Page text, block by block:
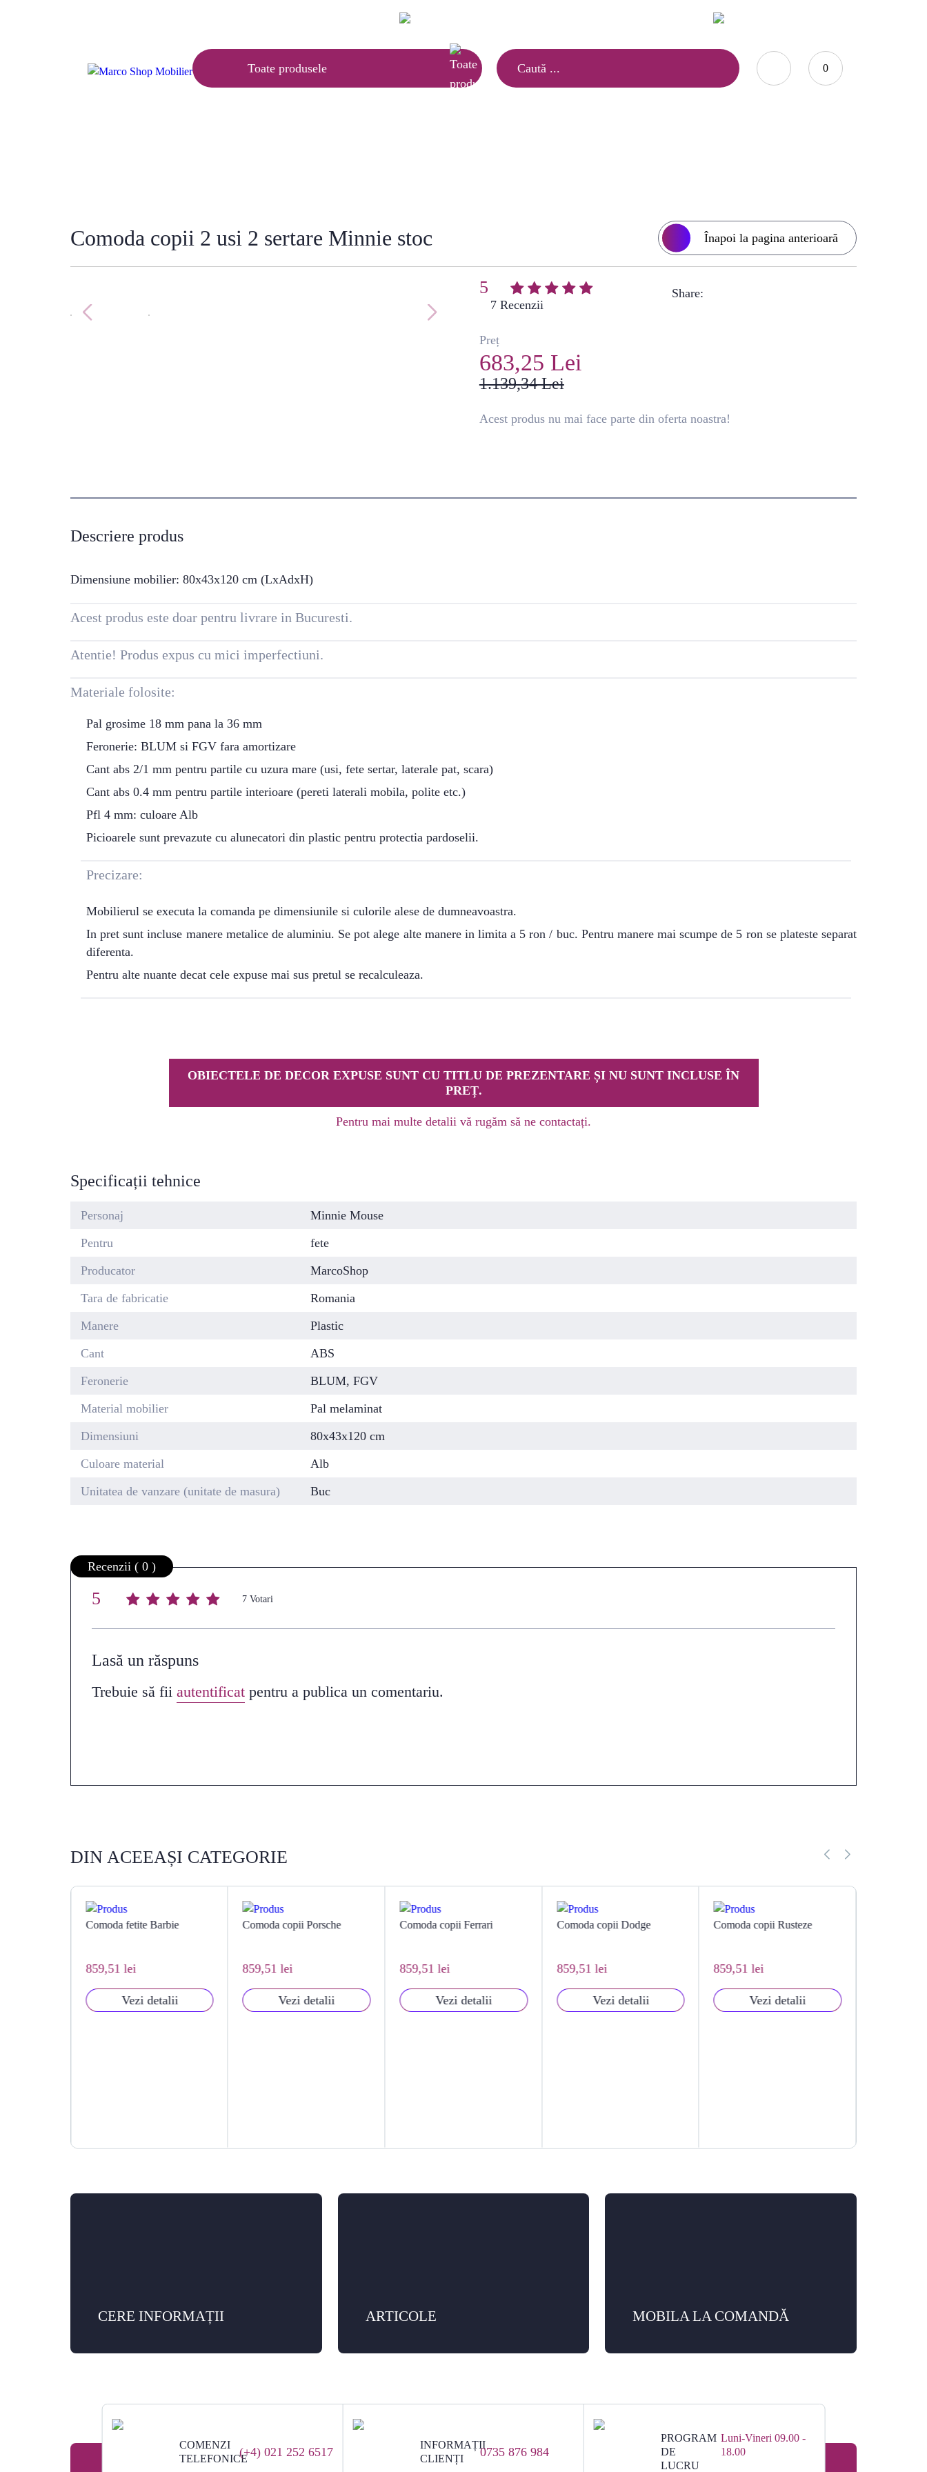
Toate produsele 0
Înapoi la pagina anterioară
Comoda copii 2 usi 2 sertare Minnie stoc
5
7 )
Share:
Preț
683,25 Lei
1.139,34 Lei
Acest produs nu mai face parte din oferta noastra!
Descriere produs
Dimensiune mobilier: 80x43x120 cm (LxAdxH)
Acest produs este doar pentru livrare in Bucuresti.
Atentie! Produs expus cu mici imperfectiuni.
Materiale folosite:
Pal grosime 18 mm pana la 36 mm
Feronerie: BLUM si FGV fara amortizare
Cant abs 2/1 mm pentru partile cu uzura mare (usi, fete sertar, laterale pat, scara)
Cant abs 0.4 mm pentru partile interioare (pereti laterali mobila, polite etc.)
Pfl 4 mm: culoare Alb
Picioarele sunt prevazute cu alunecatori din plastic pentru protectia pardoselii.
Precizare:
Mobilierul se executa la comanda pe dimensiunile si culorile alese de dumneavoastra.
In pret sunt incluse manere metalice de aluminiu. Se pot alege alte manere in limita a 5 ron / buc. Pentru manere mai scumpe de 5 ron se plateste separat
diferenta.
Pentru alte nuante decat cele expuse mai sus pretul se recalculeaza.
OBIECTELE DE DECOR EXPUSE SUNT CU TITLU DE PREZENTARE ȘI NU SUNT INCLUSE ÎN
PREȚ.
Pentru mai multe detalii vă rugăm să ne contactați.
Specificații tehnice
Personaj
Minnie Mouse
Pentru
fete
Producator
MarcoShop
Tara de fabricatie
Romania
Manere
Plastic
Cant
ABS
Feronerie
BLUM, FGV
Material mobilier
Pal melaminat
Dimensiuni
80x43x120 cm
Culoare material
Alb
Unitatea de vanzare (unitate de masura)
Buc
Average rating
5 / 5. Vote count:
7
Recenzii ( 0 )
Lasă un răspuns
Trebuie să fii autentificat pentru a publica un comentariu.
DIN ACEEAȘI CATEGORIE
Comoda copii Porsche
859,51 lei
Vezi detalii
Comoda copii Ferrari
859,51 lei
Vezi detalii
Comoda copii Dodge
859,51 lei
Vezi detalii
Comoda copii Rusteze
859,51 lei
Vezi detalii
Comoda copii Street Lemon
859,51 lei
Vezi detalii
CERE INFORMAȚII ARTICOLE MOBILA LA COMANDĂ
COMENZI
TELEFONICE(+4) 021 252 6517
INFORMAȚII
CLIENȚI
0735 876 984
PROGRAM
DE
LUCRU
Luni-Vineri 09.00 -
18.00